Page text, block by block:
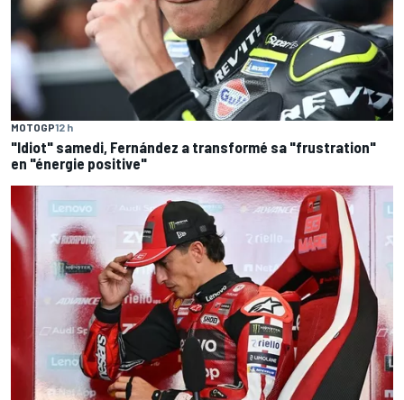
MOTOGP12 h
"Idiot" samedi, Fernández a transformé sa "frustration"
en "énergie positive"